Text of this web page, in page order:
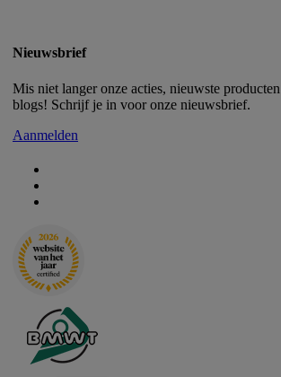
Nieuwsbrief
Mis niet langer onze acties, nieuwste
blogs! Schrijf je in voor onze nieuwsbrief.
Aanmelden